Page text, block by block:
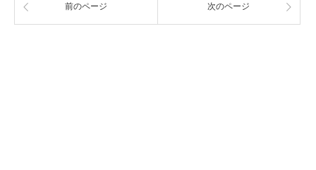
前のページ 次のページ